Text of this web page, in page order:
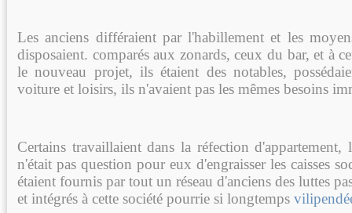
Les anciens différaient par l'habillement et les
disposaient. comparés aux zonards, ceux du bar, et à
le nouveau projet, ils étaient des notables,
voiture et loisirs, ils n'avaient pas les mêmes besoins
Certains travaillaient dans la réfection
n'était pas question pour eux d'engraisser les caisses
étaient fournis par tout un réseau d'anciens des luttes
et intégrés à cette société pourrie si longtemps